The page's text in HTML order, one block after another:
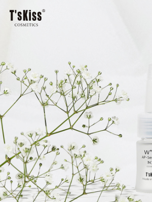
私たちのプラセンタ
開発インタビュー
商品一覧
取扱ご検討サロン様へ
お取扱サロン